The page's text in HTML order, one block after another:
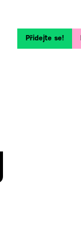
Přidejte se!